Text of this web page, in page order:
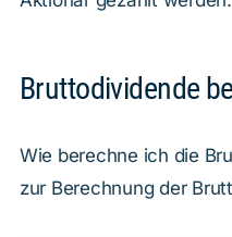
Bruttodividende
Wie berechne ich die
zur Berechnung der